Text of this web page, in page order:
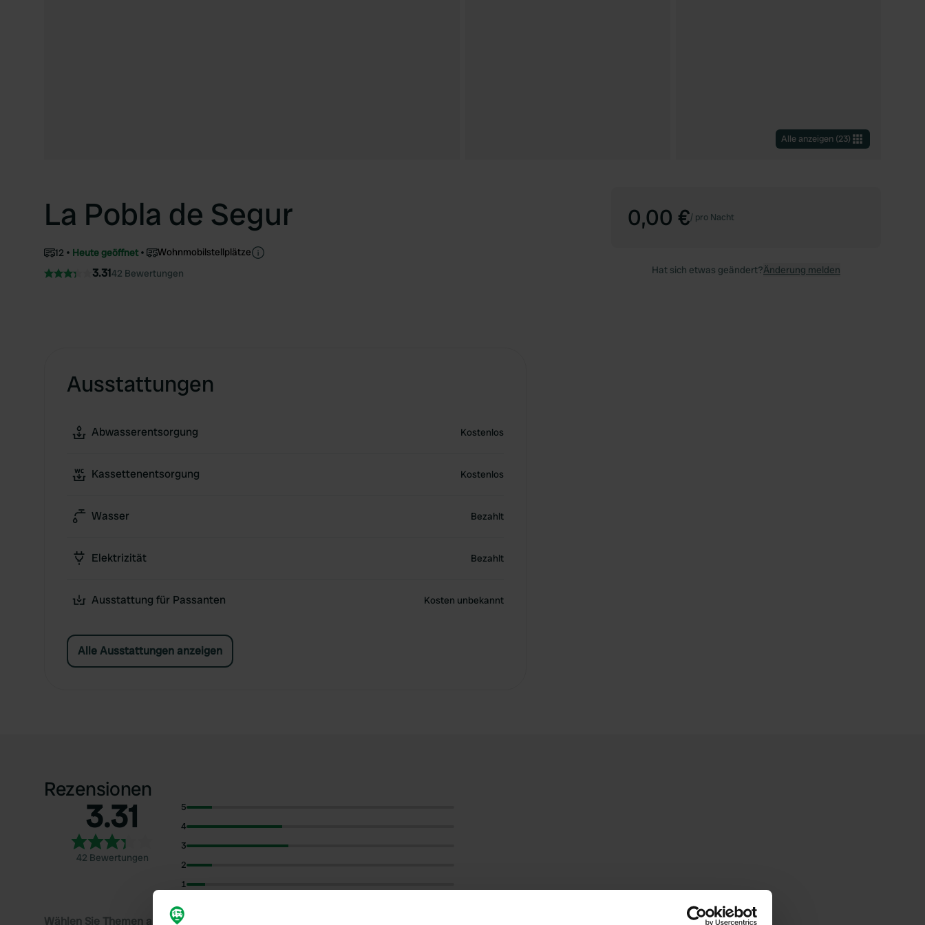
Alle anzeigen (23)
La Pobla de Segur
12 Heute geöffnet Wohnmobilstellplätze
3.3142 Bewertungen
Ausstattungen
Abwasserentsorgung Kostenlos
Kassettenentsorgung Kostenlos
Wasser Bezahlt
Elektrizität Bezahlt
Ausstattung für Passanten Kosten unbekannt
Alle Ausstattungen anzeigen
0,00 €/ pro Nacht
Hat sich etwas geändert?Änderung melden
Rezensionen
3.31
42 Bewertungen
5
4
3
2
1
Wählen Sie Themen aus, um Rezensionen zu lesen: